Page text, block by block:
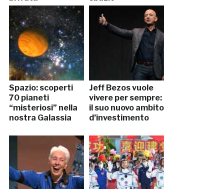
Spazio: scoperti
70 pianeti
“misteriosi” nella
nostra Galassia
Jeff Bezos vuole
vivere per sempre:
il suo nuovo ambito
d’investimento